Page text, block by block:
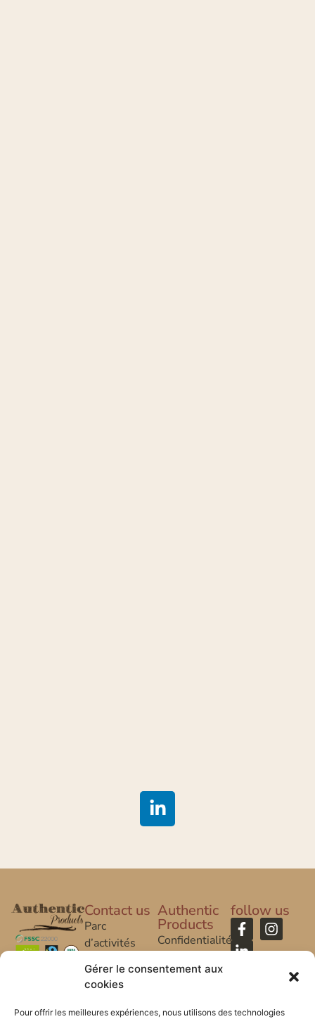
Gérer le consentement aux
cookies
Pour offrir les meilleures expériences, nous utilisons des technologies
Contact us
Parc
d’activités
20 rue
Authentic
Products
Confidentialité
Legal Notice
follow us